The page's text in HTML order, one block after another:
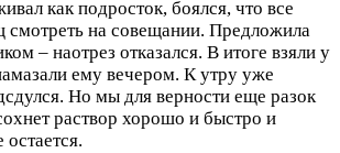
как подросток, боялся, что все
смотреть на совещании. Предложила
– наотрез отказался. В итоге взяли у
ему вечером. К утру уже
Но мы для верности еще разок
раствор хорошо и быстро и